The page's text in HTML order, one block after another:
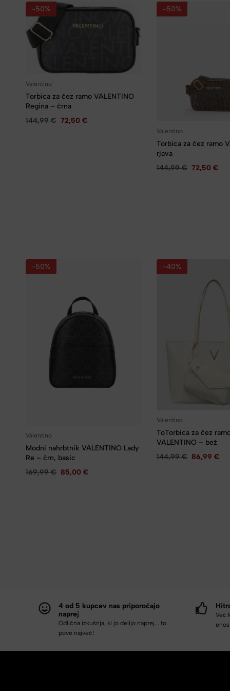
-50%
Valentino
Torbica za čez ramo VALENTINO
Regina – črna
144,99€ 72,50 €
-50%
Valentino
Torbica za čez ramo
rjava
144,99€ 72,50 €
-50%
Valentino
Modni nahrbtnik VALENTINO Lady
Re – črn, basic
169,99€ 85,00 €
-40%
Valentino
ToTorbica za čez
VALENTINO – bež
144,99€ 86,99 €
4 od 5 kupcev nas priporočajo
naprej
Odlična izkušnja, ki jo delijo naprej... to
pove največ!
Več